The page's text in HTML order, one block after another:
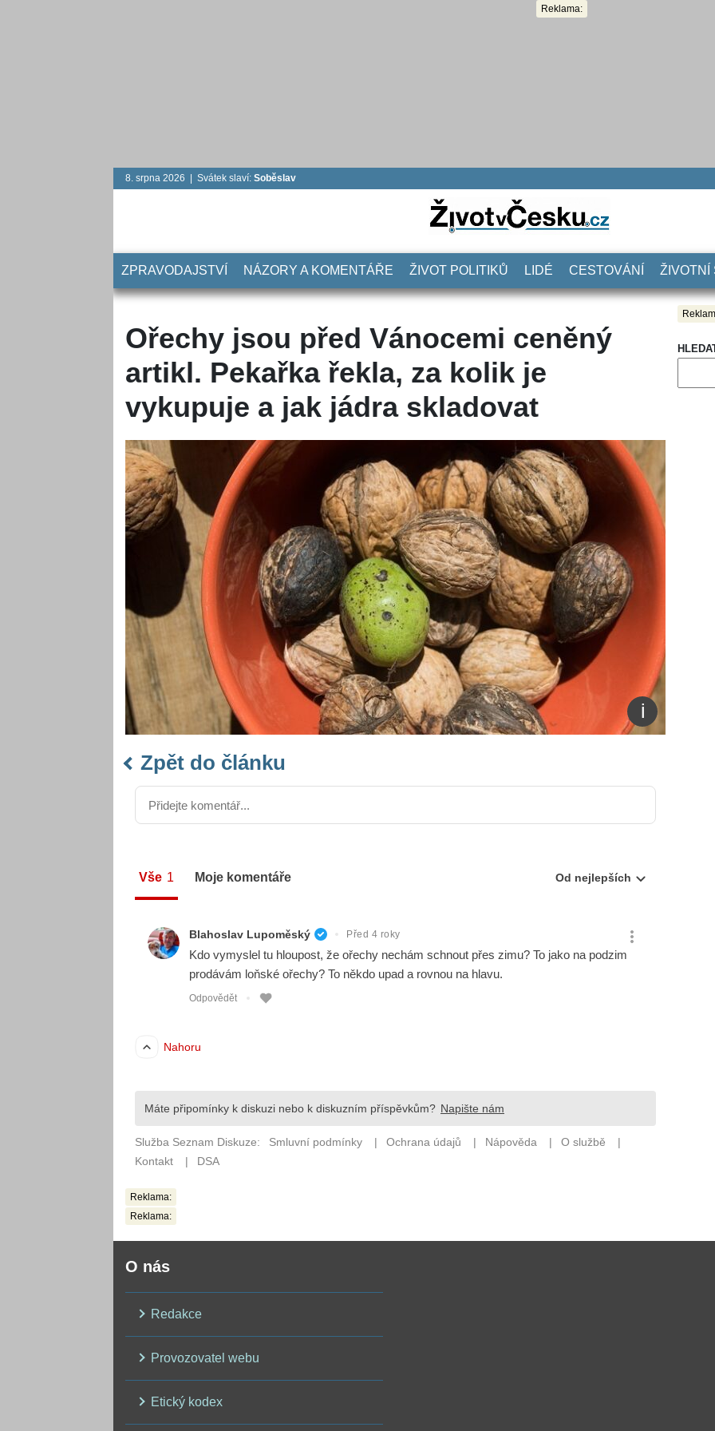
Reklama:
8. srpna 2026 | Svátek slaví: Soběslav
ZPRAVODAJSTVÍ NÁZORY A KOMENTÁŘE ŽIVOT POLITIKŮ LIDÉ CESTOVÁNÍ ŽIVOTNÍ
Ořechy jsou před Vánocemi ceněný
artikl. Pekařka řekla, za kolik je
vykupuje a jak jádra skladovat
Zpět do článku
Reklama:
Reklama:
O nás
Redakce
Provozovatel webu
Etický kodex